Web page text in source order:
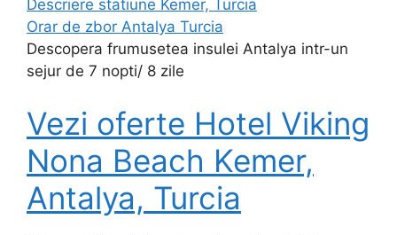
Descriere statiune Kemer, Turcia
Orar de zbor Antalya Turcia
Descopera frumusetea insulei Antalya intr-un
sejur de 7 nopti/ 8 zile
Vezi oferte Hotel Viking
Nona Beach Kemer,
Antalya, Turcia